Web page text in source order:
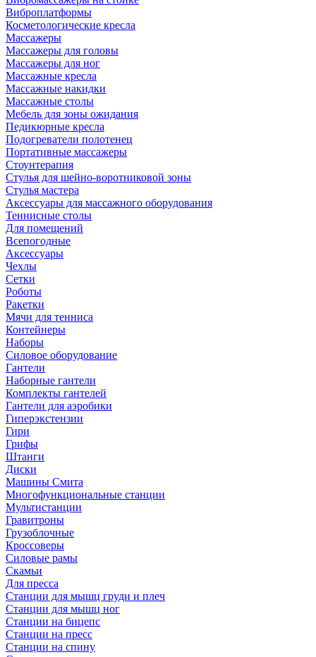
Виброплатформы
Косметологические кресла
Массажеры
Массажеры для головы
Массажеры для ног
Массажные кресла
Массажные накидки
Массажные столы
Мебель для зоны ожидания
Педикюрные кресла
Подогреватели полотенец
Портативные массажеры
Стоунтерапия
Стулья для шейно-воротниковой зоны
Стулья мастера
Аксессуары для массажного оборудования
Теннисные столы
Для помещений
Всепогодные
Аксессуары
Чехлы
Сетки
Роботы
Ракетки
Мячи для тенниса
Контейнеры
Наборы
Силовое оборудование
Гантели
Наборные гантели
Комплекты гантелей
Гантели для аэробики
Гиперэкстензии
Гири
Грифы
Штанги
Диски
Машины Смита
Многофункциональные станции
Мультистанции
Гравитроны
Грузоблочные
Кроссоверы
Силовые рамы
Скамьи
Для пресса
Станции для мышц груди и плеч
Станции для мышц ног
Станции на бицепс
Станции на пресс
Станции на спину